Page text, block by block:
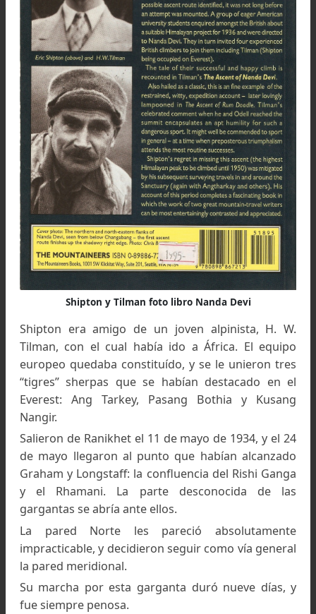
Longstaff, pero su ataque a la muralla Sudoeste
dió resultado.
Persistente, Ruttledge atacó con
muralla Sur, con el guía italiano Emile Rey, pero
rechazados una vez más.
La Nanda Devi parecía una montaña
La solución al enigma: la llegada de
Tilman
Eric Shipton, que había tomado parte en
expedición de Smythe en el Kamet y en
tentativa al Everest en 1932, quería dirigirse
región de las tres fuentes sagradas del
pero el doctor Longstaff le persuadió de
dirigiese su principal esfuerzo hacia el Santuario
la Nanda Devi.